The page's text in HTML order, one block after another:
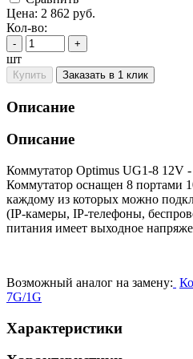
Цена: 2 862 руб.
Кол-во:
- +
шт
Купить Заказать в 1 клик
Описание
Описание
Коммутатор Optimus UG1-8 12V
Коммутатор оснащен 8 портами
каждому из которых можно
(IP-камеры, IP-телефоны,
питания имеет выходное
Возможный аналог на замену:
7G/1G
Характеристики